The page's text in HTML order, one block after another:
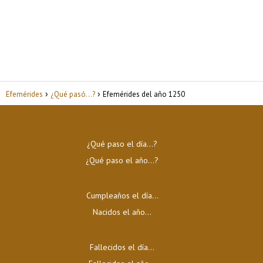
Efemérides ¿Qué pasó...? Efemérides del año 1250
¿Qué paso el día…?
¿Qué paso el año…?
Cumpleaños el día…
Nacidos el año…
Fallecidos el día…